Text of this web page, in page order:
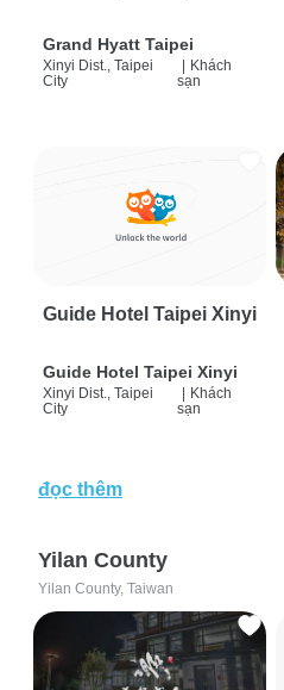
Grand Hyatt Taipei
Xinyi Dist., Taipei
City
Khách
sạn
Guide Hotel Taipei Xinyi
Guide Hotel Taipei Xinyi
Xinyi Dist., Taipei
City
| Khách
sạn
đọc thêm
Yilan County
Yilan County, Taiwan